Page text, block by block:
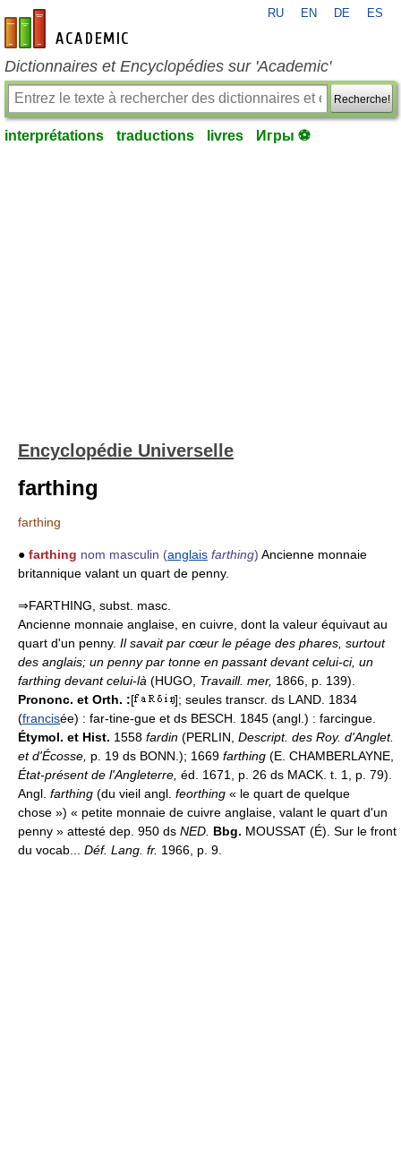
fr-academic.com
RU EN DE ES
Dictionnaires et Encyclopédies sur 'Academic'
Recherche!
interprétations traductions livres Игры ⚽
Encyclopédie Universelle
farthing
farthing
● farthing nom masculin (anglais farthing) Ancienne monnaie
britannique valant un quart de penny.
⇒FARTHING, subst. masc.
Ancienne monnaie anglaise, en cuivre, dont la valeur équivaut au
quart d'un penny. Il savait par cœur le péage des phares, surtout
des anglais; un penny par tonne en passant devant celui-ci, un
farthing devant celui-là (HUGO, Travaill. mer, 1866, p. 139).
Prononc. et Orth. :[
]; seules transcr. ds LAND. 1834
(francisée) : far-tine-gue et ds BESCH. 1845 (angl.) : farcingue.
Étymol. et Hist. 1558 fardin (PERLIN, Descript. des Roy. d'Anglet.
et d'Écosse, p. 19 ds BONN.); 1669 farthing (E. CHAMBERLAYNE,
État-présent de l'Angleterre, éd. 1671, p. 26 ds MACK. t. 1, p. 79).
Angl. farthing (du vieil angl. feorthing « le quart de quelque
chose ») « petite monnaie de cuivre anglaise, valant le quart d'un
penny » attesté dep. 950 ds NED. Bbg. MOUSSAT (É). Sur le front
du vocab... Déf. Lang. fr. 1966, p. 9.